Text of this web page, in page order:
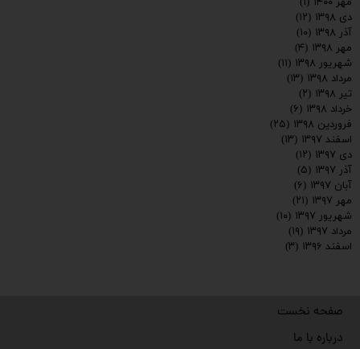
دی ۱۳۹۸
(۱۲)
آذر ۱۳۹۸
(۱۰)
مهر ۱۳۹۸
(۴)
شهریور ۱۳۹۸
(۱۱)
مرداد ۱۳۹۸
(۱۳)
تیر ۱۳۹۸
(۲)
خرداد ۱۳۹۸
(۶)
فروردین ۱۳۹۸
(۲۵)
اسفند ۱۳۹۷
(۱۳)
دی ۱۳۹۷
(۱۲)
آذر ۱۳۹۷
(۵)
آبان ۱۳۹۷
(۶)
مهر ۱۳۹۷
(۲۱)
شهریور ۱۳۹۷
(۱۰)
مرداد ۱۳۹۷
(۱۹)
اسفند ۱۳۹۶
(۳)
صفحه نخست
درباره با ما